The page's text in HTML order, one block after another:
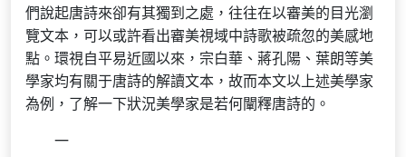
們說起唐詩來卻有其獨到之處，往往在以審美的目光瀏
覽文本，可以或許看出審美視域中詩歌被疏忽的美感地
點。環視自平易近國以來，宗白華、蔣孔陽、葉朗等美
學家均有關于唐詩的解讀文本，故而本文以上述美學家
為例，了解一下狀況美學家是若何闡釋唐詩的。
一